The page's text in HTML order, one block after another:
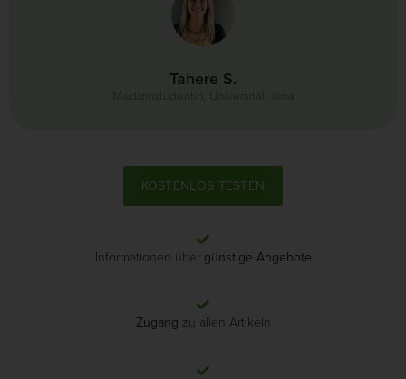
Tahere S.
KOSTENLOS TESTEN
Informationen über günstige Angebote
Zugang zu allen Artikeln